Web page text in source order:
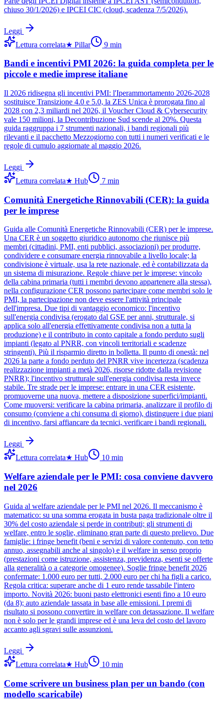
chiuso 30/1/2026) e IPCEI CIC (cloud, scadenza 7/5/2026).
Leggi
Lettura correlata★ Pillar 9 min
Bandi e incentivi PMI 2026: la guida completa per le
piccole e medie imprese italiane
Il 2026 ridisegna gli incentivi PMI: l'Iperammortamento 2026-2028
sostituisce Transizione 4.0 e 5.0, la ZES Unica è prorogata fino al
2028 con 2,3 miliardi nel 2026, il Voucher Cloud & Cybersecurity
vale 150 milioni, la Decontribuzione Sud scende al 20%. Questa
guida raggruppa i 7 strumenti nazionali, i bandi regionali più
rilevanti e il pacchetto Mezzogiorno con tutti i numeri verificati e le
regole di cumulo aggiornate al maggio 2026.
Leggi
Lettura correlata★ Hub 7 min
Comunità Energetiche Rinnovabili (CER): la guida
per le imprese
Guida alle Comunità Energetiche Rinnovabili (CER) per le imprese.
Una CER è un soggetto giuridico autonomo che riunisce più
membri (cittadini, PMI, enti pubblici, associazioni) per produrre,
condividere e consumare energia rinnovabile a livello locale; la
condivisione è virtuale, usa la rete nazionale, ed è contabilizzata da
un sistema di misurazione. Regole chiave per le imprese: vincolo
della cabina primaria (tutti i membri devono appartenere alla stessa),
nella configurazione CER possono partecipare come membri solo le
PMI, la partecipazione non deve essere l'attività principale
dell'impresa. Due tipi di vantaggio economico: l'incentivo
sull'energia condivisa (erogato dal GSE per anni, strutturale, si
applica solo all'energia effettivamente condivisa non a tutta la
produzione) e il contributo in conto capitale a fondo perduto sugli
impianti (legato al PNRR, con vincoli territoriali e scadenze
stringenti). Più il risparmio diretto in bolletta. Il punto di onestà: nel
2026 la parte a fondo perduto del PNRR vive incertezza (scadenza
realizzazione impianti a metà 2026, risorse ridotte dalla revisione
PNRR); l'incentivo strutturale sull'energia condivisa resta invece
stabile. Tre strade per le imprese: entrare in una CER esistente,
promuoverne una nuova, mettere a disposizione superfici/impianti.
Come muoversi: verificare la cabina primaria, analizzare il profilo di
consumo (conviene a chi consuma di giorno), distinguere i due piani
di incentivo, farsi affiancare da tecnici, verificare i bandi regionali.
Leggi
Lettura correlata★ Hub 10 min
Welfare aziendale per le PMI: cosa conviene davvero
nel 2026
Guida al welfare aziendale per le PMI nel 2026. Il meccanismo è
matematico: su una somma erogata in busta paga tradizionale oltre il
30% del costo aziendale si perde in contributi; gli strumenti di
welfare, entro le soglie, eliminano gran parte di questo prelievo. Due
famiglie: i fringe benefit (beni e servizi di valore contenuto, con tetto
annuo, assegnabili anche al singolo) e il welfare in senso proprio
(prestazioni come istruzione, assistenza, previdenza, esenti se offerte
alla generalità o a categorie omogenee). Soglie fringe benefit 2026
confermate: 1.000 euro per tutti, 2.000 euro per chi ha figli a carico.
Regola critica: superare anche di 1 euro rende tassabile l'intero
importo. Novità 2026: buoni pasto elettronici esenti fino a 10 euro
(da 8); auto aziendale tassata in base alle emissioni. I premi di
risultato si possono convertire in welfare con detassazione. Il welfare
non è solo per le grandi imprese ed è una leva del costo del lavoro
accanto agli sgravi sulle assunzioni.
Leggi
Lettura correlata★ Hub 10 min
Come scrivere un business plan per un bando (con
modello scaricabile)